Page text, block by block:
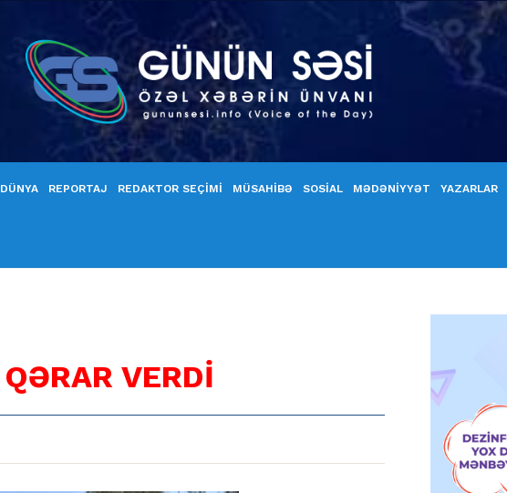
DÜNYA REPORTAJ REDAKTOR SEÇİMİ MÜSAHİBƏ SOSİAL MƏDƏNİYYƏT YAZARLAR
QƏRAR VERDİ